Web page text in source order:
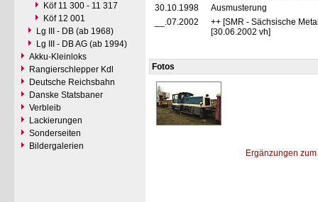
Köf 11 300 - 11 317
Köf 12 001
Lg III - DB (ab 1968)
Lg III - DB AG (ab 1994)
Akku-Kleinloks
Rangierschlepper Kdl
Deutsche Reichsbahn
Danske Statsbaner
Verbleib
Lackierungen
Sonderseiten
Bildergalerien
30.10.1998
Ausmusterung
__.07.2002
++ [SMR - Sächsische
[30.06.2002 vh]
Fotos
Ergänzungen